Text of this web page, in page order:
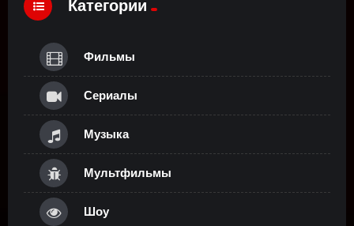
Категории
Фильмы
Сериалы
Музыка
Мультфильмы
Шоу